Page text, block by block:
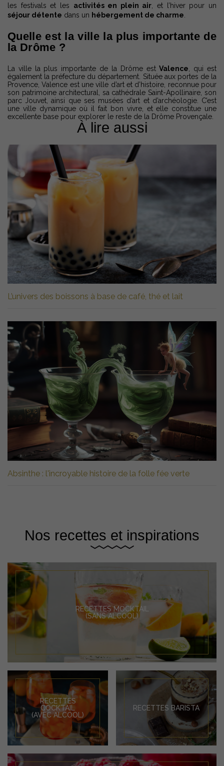
les festivals et les activités en plein air , et l’hiver pour un
séjour détente dans un hébergement de charme
Quelle est la ville la plus importante de
la Drôme ?
La ville la plus importante de la Drôme estValence , qui est
également la préfecture du département. Située aux portes de la
Provence, Valence est une ville d’art et d’histoire, reconnue pour
son patrimoine architectural, sa cathédrale Saint-Apollinaire, son
parc Jouvet, ainsi que ses musées d’art et d’archéologie. C’est
une ville dynamique où il fait bon vivre, et elle constitue une
excellente base pour explorer le reste de la Drôme Provençale.
À lire aussi
L’univers des boissons à base de café, thé et lait
Absinthe : l'incroyable histoire de la folle fée verte
Nos recettes et inspirations
RECETTES MOCKTAIL
(SANS ALCOOL)
RECETTES
COCKTAIL
(AVEC ALCOOL)
RECETTES BARISTA